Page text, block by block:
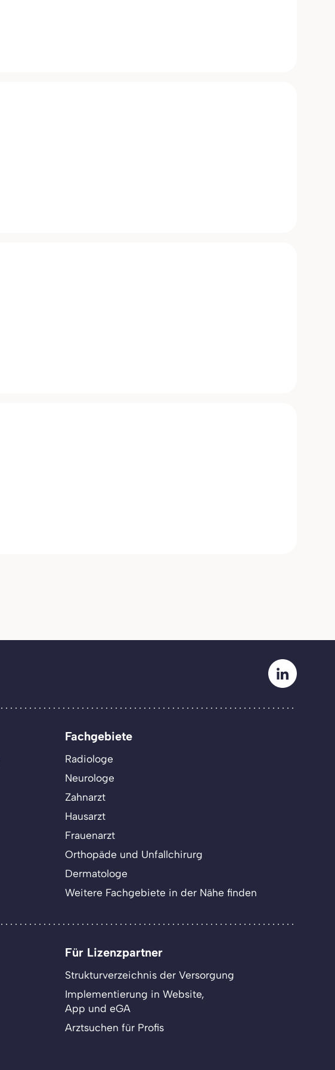
Fachgebiete
Radiologe
Neurologe
Zahnarzt
Hausarzt
Frauenarzt
Orthopäde und Unfallchirurg
Dermatologe
Weitere Fachgebiete in der Nähe finden
Für Lizenzpartner
Strukturverzeichnis der Versorgung
Implementierung in Website,
App und eGA
Arztsuchen für Profis